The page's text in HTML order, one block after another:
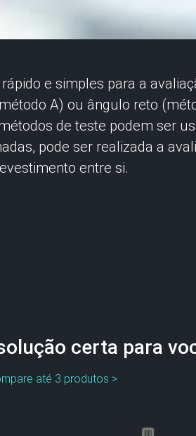
e simples para a
A) ou ângulo reto
de teste podem ser
pode ser realizada a
entre si.
certa para
até 3 produtos >